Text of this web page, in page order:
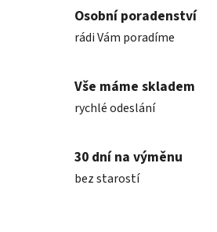
Osobní poradenství
rádi Vám poradíme
Vše máme skladem
rychlé odeslání
30 dní na výměnu
bez starostí